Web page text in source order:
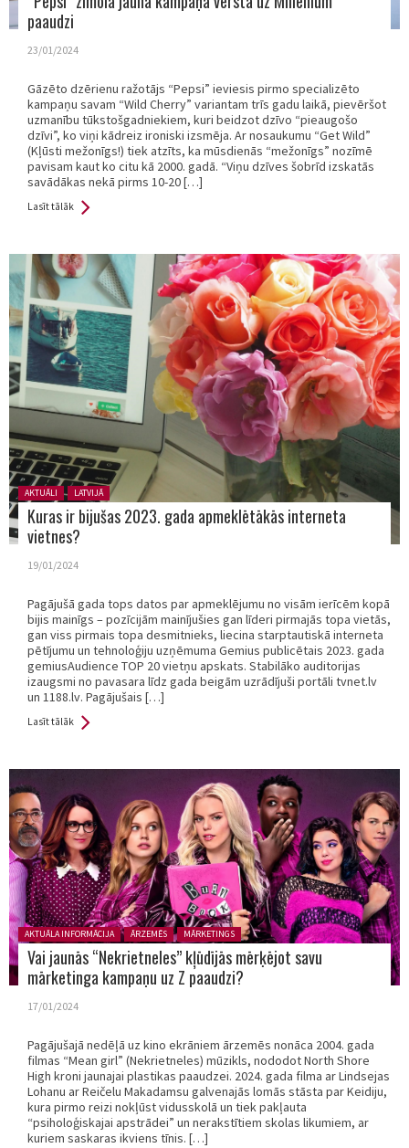
paaudzi
23/01/2024
Gāzēto dzērienu ražotājs “Pepsi” ieviesis pirmo specializēto
kampaņu savam “Wild Cherry” variantam trīs gadu laikā, pievēršot
uzmanību tūkstošgadniekiem, kuri beidzot dzīvo “pieaugošo
dzīvi”, ko viņi kādreiz ironiski izsmēja. Ar nosaukumu “Get Wild”
(Kļūsti mežonīgs!) tiek atzīts, ka mūsdienās “mežonīgs” nozīmē
pavisam kaut ko citu kā 2000. gadā. “Viņu dzīves šobrīd izskatās
savādākas nekā pirms 10-20 […]
Lasīt tālāk
Posted in:
AKTUĀLI LATVIJĀ
Kuras ir bijušas 2023. gada apmeklētākās interneta
vietnes?
19/01/2024
Pagājušā gada tops datos par apmeklējumu no visām ierīcēm kopā
bijis mainīgs – pozīcijām mainījušies gan līderi pirmajās topa vietās,
gan viss pirmais topa desmitnieks, liecina starptautiskā interneta
pētījumu un tehnoloģiju uzņēmuma Gemius publicētais 2023. gada
gemiusAudience TOP 20 vietņu apskats. Stabilāko auditorijas
izaugsmi no pavasara līdz gada beigām uzrādījuši portāli tvnet.lv
un 1188.lv. Pagājušais […]
Lasīt tālāk
Posted in:
AKTUĀLA INFORMĀCIJA ĀRZEMĒS MĀRKETINGS
Vai jaunās “Nekrietneles” kļūdījās mērķējot savu
mārketinga kampaņu uz Z paaudzi?
17/01/2024
Pagājušajā nedēļā uz kino ekrāniem ārzemēs nonāca 2004. gada
filmas “Mean girl” (Nekrietneles) mūzikls, nododot North Shore
High kroni jaunajai plastikas paaudzei. 2024. gada filma ar Lindsejas
Lohanu ar Reičelu Makadamsu galvenajās lomās stāsta par Keidiju,
kura pirmo reizi nokļūst vidusskolā un tiek pakļauta
“psiholoģiskajai apstrādei” un nerakstītiem skolas likumiem, ar
kuriem saskaras ikviens tīnis. […]